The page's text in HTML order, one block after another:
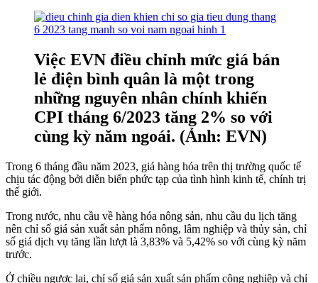
Việc EVN điều chỉnh mức giá bán
lẻ điện bình quân là một trong
những nguyên nhân chính khiến
CPI tháng 6/2023 tăng 2% so với
cùng kỳ năm ngoái. (Ảnh: EVN)
Trong 6 tháng đầu năm 2023, giá hàng hóa trên thị trường quốc tế
chịu tác động bởi diễn biến phức tạp của tình hình kinh tế, chính trị
thế giới.
Trong nước, nhu cầu về hàng hóa nông sản, nhu cầu du lịch tăng
nên chỉ số giá sản xuất sản phẩm nông, lâm nghiệp và thủy sản, chỉ
số giá dịch vụ tăng lần lượt là 3,83% và 5,42% so với cùng kỳ năm
trước.
Ở chiều ngược lại, chỉ số giá sản xuất sản phẩm công nghiệp và chỉ